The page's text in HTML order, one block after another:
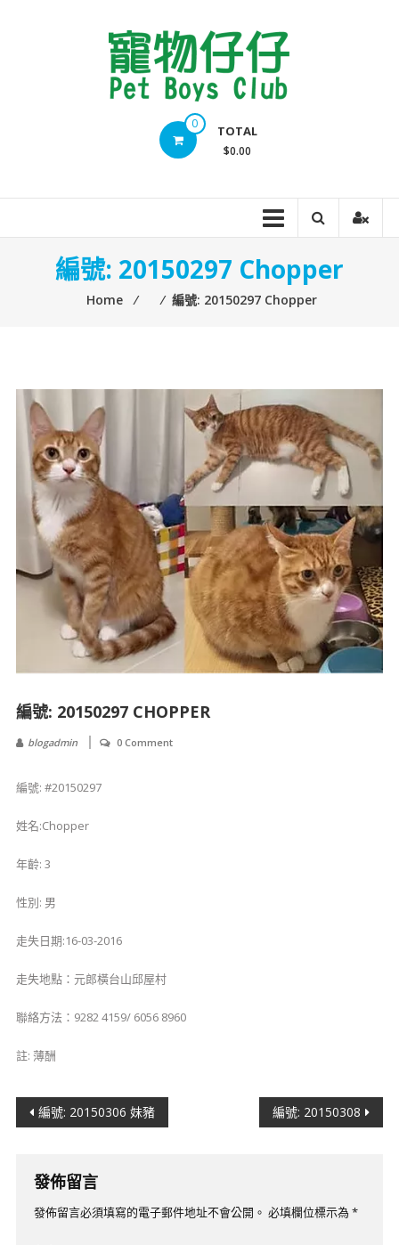
0 TOTAL
$0.00
編號: 20150297 Chopper
Home ⁄ ⁄ 編號: 20150297 Chopper
編號: 20150297 CHOPPER
blogadmin 0 Comment
編號: #20150297
姓名:Chopper
年齡: 3
性別: 男
走失日期:16-03-2016
走失地點：元郎橫台山邱屋村
聯絡方法：9282 4159/ 6056 8960
註: 薄酬
文
導
覽
編號: 20150306 妹豬 編號: 20150308
發佈留言
發佈留言必須填寫的電子郵件地址不會公開。 必填欄位標示為 *